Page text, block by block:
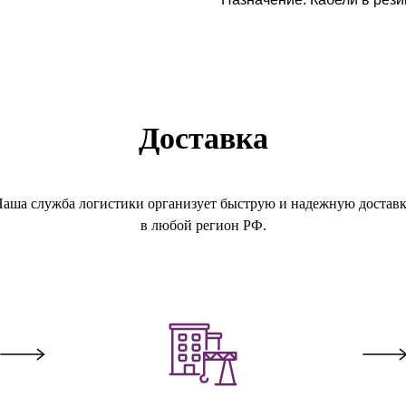
Доставка
служба логистики организует быструю и надежную
в любой регион РФ.